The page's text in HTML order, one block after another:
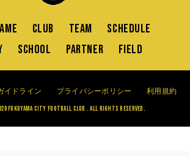
CLUB TEAM
SCHEDULE
SCHOOL PARTNER FIELD
イドライン プライバシーポリシー 利用規約
CITY FOOTBALL CLUB . All Rights Reserved.